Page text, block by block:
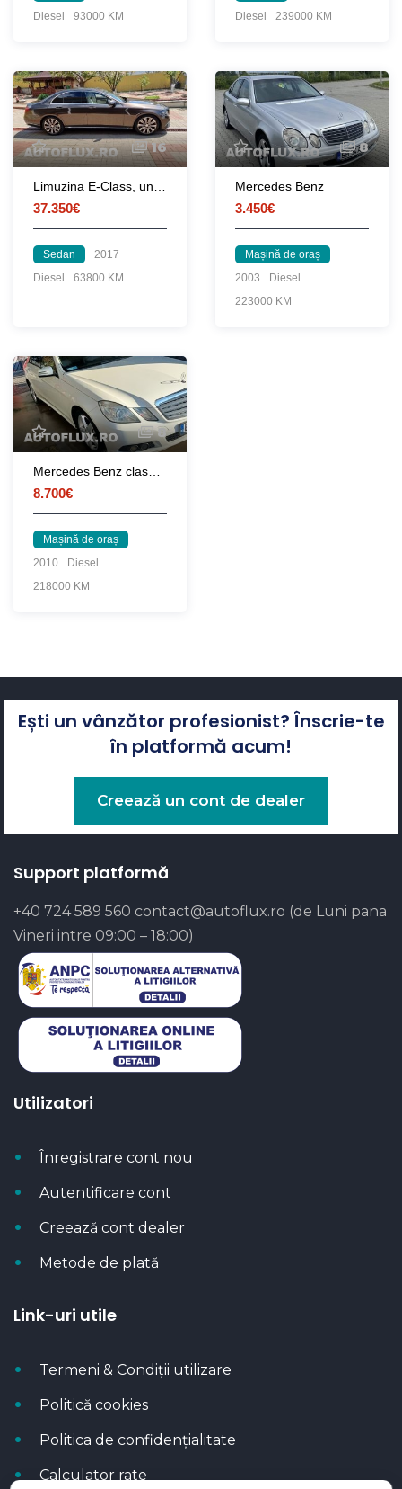
Diesel
93000 KM
Diesel
239000 KM
16
37.350€
Sedan
2017
Diesel
63800 KM
8
Mercedes Benz
3.450€
Mașină de oraș
2003
Diesel
223000 KM
8
8.700€
Mașină de oraș
2010
Diesel
218000 KM
Ești un vânzător profesionist? Înscrie-te
în platformă acum!
Creează un cont de dealer
Support platformă
+40 724 589 560 contact@autoflux.ro (de Luni pana
Vineri intre 09:00 – 18:00)
Utilizatori
Înregistrare cont nou
Autentificare cont
Creează cont dealer
Metode de plată
Link-uri utile
Termeni & Condiții utilizare
Politică cookies
Politica de confidențialitate
Calculator rate